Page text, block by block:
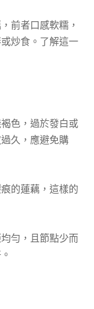
前者口感軟糯，
炒食。了解這一
色，過於發白或
久，應避免購
的蓮藕，這樣的
勻，且節點少而